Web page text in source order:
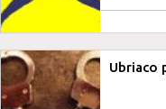
Ubriaco